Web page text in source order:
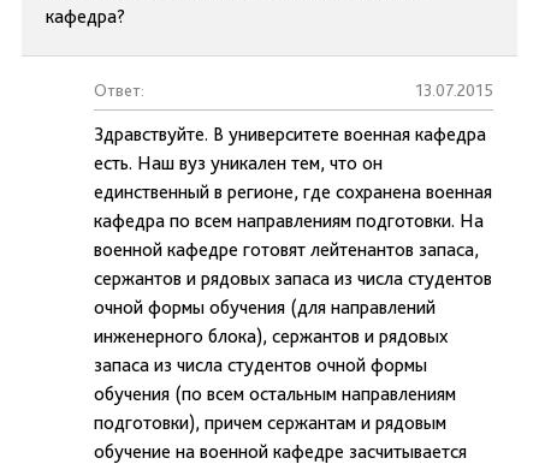
кафедра?
Ответ: 13.07.2015
Здравствуйте. В университете военная кафедра
есть. Наш вуз уникален тем, что он
единственный в регионе, где сохранена военная
кафедра по всем направлениям подготовки. На
военной кафедре готовят лейтенантов запаса,
сержантов и рядовых запаса из числа студентов
очной формы обучения (для направлений
инженерного блока), сержантов и рядовых
запаса из числа студентов очной формы
обучения (по всем остальным направлениям
подготовки), причем сержантам и рядовым
обучение на военной кафедре засчитывается